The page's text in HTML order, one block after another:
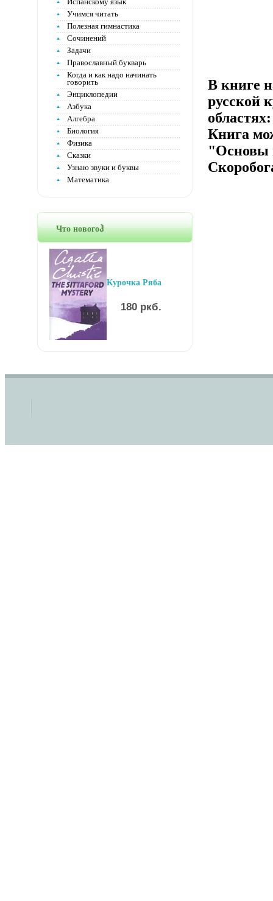
Учимся читать
Полезная гимнастика
Сочинений
Задачи
Православный букварь
Когда и как надо начинать
говорить
Энциклопедии
Азбука
Алгебра
Биология
Физика
Сказки
Узнаю звуки и буквы
Математика
Что новогоჰ
Курочка Ряба
180 ркб.
В книге
русской
Книга
"Основы